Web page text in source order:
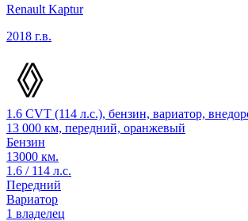
Renault Kaptur
2018 г.в.
1.6 CVT (114 л.с.), бензин, вариатор,
13 000 км, передний, оранжевый
Бензин
13000 км.
1.6 / 114 л.с.
Передний
Вариатор
1 владелец